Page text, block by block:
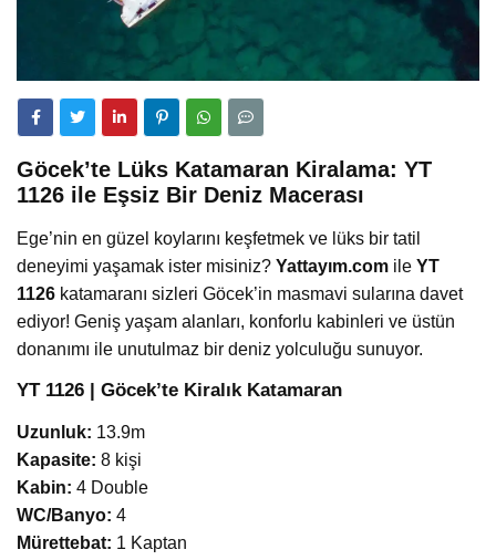
Göcek’te Lüks Katamaran Kiralama: YT
1126 ile Eşsiz Bir Deniz Macerası
Ege’nin en güzel koylarını keşfetmek ve lüks bir tatil
deneyimi yaşamak ister misiniz? Yattayım.com ile YT
1126 katamaranı sizleri Göcek’in masmavi sularına davet
ediyor! Geniş yaşam alanları, konforlu kabinleri ve üstün
donanımı ile unutulmaz bir deniz yolculuğu sunuyor.
YT 1126 | Göcek’te Kiralık Katamaran
Uzunluk: 13.9m
Kapasite: 8 kişi
Kabin: 4 Double
WC/Banyo: 4
Mürettebat: 1 Kaptan